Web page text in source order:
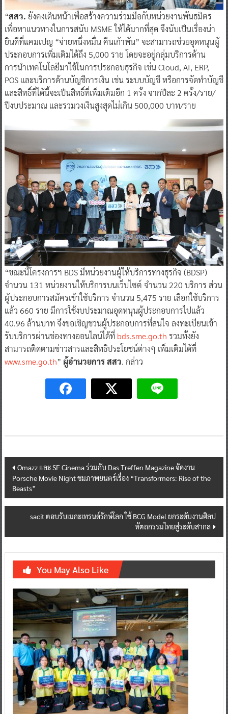
“สสว. ยังคงเดินหน้าเพื่อสร้างความร่วมมือกับหน่วยงานพันธมิตร
เพื่อหาแนวทางในการสนับ MSME ให้ได้มากที่สุด จึงนับเป็นเรื่องน่า
ยินดีที่แคมเปญ “จ่ายหนึ่งหมื่น คืนเก้าพัน” จะสามารถช่วยอุดหนุนผู้
ประกอบการเพิ่มเติมได้ถึง 5,000 ราย โดยจะอยู่กลุ่มบริการด้าน
การนำเทคโนโลยีมาใช้ในการประกอบธุรกิจ เช่น Cloud, AI, ERP,
POS และบริการด้านบัญชีการเงิน เช่น ระบบบัญชี หรือการจัดทำบัญชี
และสิทธิ์ที่ได้นี้จะเป็นสิทธิ์ที่เพิ่มเติมอีก 1 ครั้ง จากปีละ 2 ครั้ง/ราย/
ปีงบประมาณ และรวมวงเงินสูงสุดไม่เกิน 500,000 บาท/ราย
“ขณะนี้โครงการฯ BDS มีหน่วยงานผู้ให้บริการทางธุรกิจ (BDSP)
จำนวน 131 หน่วยงานให้บริการบนเว็บไซต์ จำนวน 220 บริการ ส่วน
ผู้ประกอบการสมัครเข้าใช้บริการ จำนวน 5,475 ราย เลือกใช้บริการ
แล้ว 660 ราย มีการใช้งบประมาณอุดหนุนผู้ประกอบการไปแล้ว
40.96 ล้านบาท จึงขอเชิญชวนผู้ประกอบการที่สนใจ ลงทะเบียนเข้า
รับบริการผ่านช่องทางออนไลน์ได้ที่ bds.sme.go.th รวมทั้งยัง
สามารถติดตามข่าวสารและสิทธิประโยชน์ต่างๆ เพิ่มเติมได้ที่
www.sme.go.th” ผู้อำนวยการ สสว. กล่าว
Post
navigation
Omazz และ SF Cinema ร่วมกับ Das Treffen Magazine จัดงาน
Porsche Movie Night ชมภาพยนตร์เรื่อง “Transformers: Rise of the
Beasts”
sacit ตอบรับเมกะเทรนด์รักษ์โลก ใช้ BCG Model ยกระดับงานศิลป
หัตถกรรมไทยสู่ระดับสากล
You May Also Like